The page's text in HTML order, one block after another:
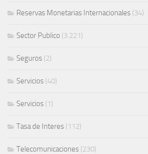
Reservas Monetarias Internacionales (34)
Sector Publico (3.221)
Seguros (2)
Servicios (40)
Servicios (1)
Tasa de Interes (112)
Telecomunicaciones (230)